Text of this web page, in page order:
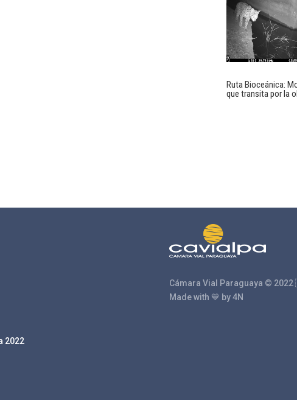
Ruta Bioceánica:
que transita por la
2022
Cámara Vial Paraguaya ©
Made with 💙 by 4N